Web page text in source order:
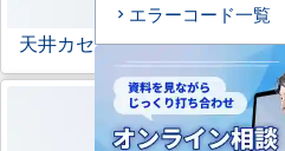
天井カセット形1方向
エラーコード一覧